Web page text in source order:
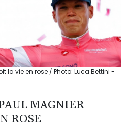
la vie en rose / Photo: Luca Bettini -
MAGNIER
ROSE